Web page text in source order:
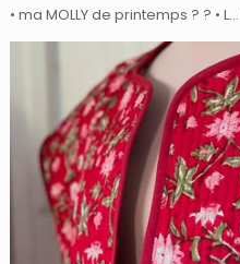
• ma MOLLY de printemps ? ? •